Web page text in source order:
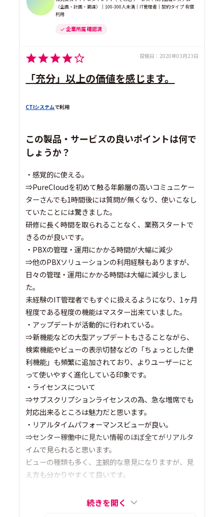
（企画・計画・調達）｜100-300人未満｜IT管理者｜契約タイプ 有償
利用
企業所属 確認済
投稿日： 2020年03月23日
「充分」以上の価値を感じます。
CTIシステムで利用
この製品・サービスの良いポイントは何で
しょうか？
・感覚的に使える。
⇒PureCloudを初めて触る年齢層の高いコミュニケー
ターさんでも1時間後には質問が無くなり、使いこなし
ていたことには驚きました。
研修に長く時間を取られることなく、業務スタートで
きるのが良いです。
・PBXの管理・運用にかかる時間が大幅に減少
⇒他のPBXソリューションの利用経験もありますが、
日々の管理・運用にかかる時間は大幅に減少しまし
た。
未経験のIT管理者でもすぐに扱えるようになり、1ヶ月
程度である程度の機能はマスター出来ていました。
・アップデートが活動的に行われている。
⇒新機能などの大型アップデートもさることながら、
検索機能やビューの表示切替などの「ちょっとした便
利機能」も頻繁に追加されており、よりユーザーにと
って使いやすく進化している印象です。
・ライセンスについて
⇒サブスクリプションライセンスの為、急な増席でも
対応出来るところは魅力だと思います。
・リアルタイムパフォーマンスビューが良い。
⇒センター稼働中に見たい情報のほぼ全てがリアルタ
イムで見られると思います。
ビューの種類も多く、主観的な意見になりますが、見
え方も分かりやすくて良いです。
続きを開く